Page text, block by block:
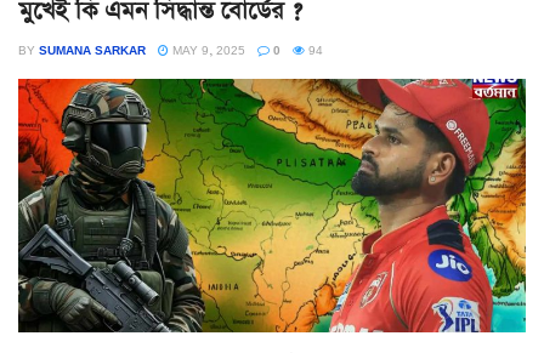
মুখেই কি এমন সিদ্ধান্ত বোর্ডের ?
BY SUMANA SARKAR MAY 9, 2025 0 94